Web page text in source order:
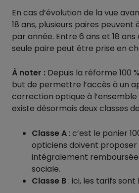
En cas d’évolution de la vue
18 ans, plusieurs paires
par année. Entre 6 ans et 18
seule paire peut être prise en
À noter : Depuis la réforme 100
but de permettre l’accès à un
correction optique à l’ensemble
existe désormais deux classes
Classe A : c’est le panier
opticiens doivent proposer
intégralement
sociale.
Classe B : ici, les tarifs sont